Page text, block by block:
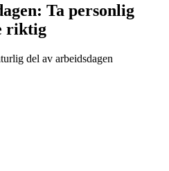
Ta personlig
riktig
del av arbeidsdagen